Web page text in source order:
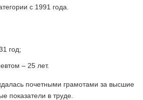
с 1991 года.
год;
– 25 лет.
почетными грамотами за высшие
показатели в труде.